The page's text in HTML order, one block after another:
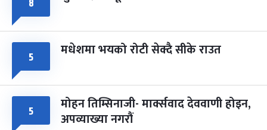
८
५ मधेशमा भयको रोटी सेक्दै सीके राउत
५ मोहन तिम्सिनाजी- मार्क्सवाद देववाणी होइन,
अपव्याख्या नगरौं